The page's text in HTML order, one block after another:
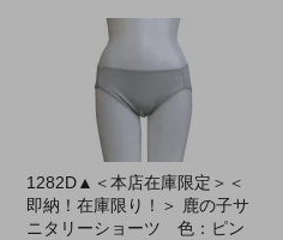
1282D▲＜本店在庫限定＞＜
即納！在庫限り！＞ 鹿の子サ
ニタリーショーツ 色：ピン